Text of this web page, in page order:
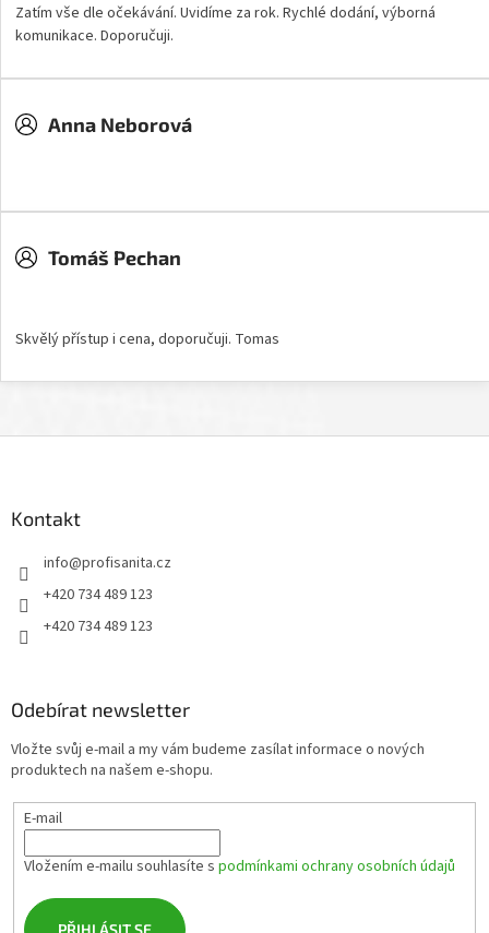
Zatím vše dle očekávání. Uvidíme za rok. Rychlé dodání, výborná
komunikace. Doporučuji.
Anna Neborová
Tomáš Pechan
Skvělý přístup i cena, doporučuji. Tomas
Kontakt
info@profisanita.cz
+420 734 489 123
+420 734 489 123
Odebírat newsletter
Vložte svůj e-mail a my vám budeme zasílat informace o nových
produktech na našem e-shopu.
E-mail
Vložením e-mailu souhlasíte s podmínkami ochrany osobních údajů
PŘIHLÁSIT SE